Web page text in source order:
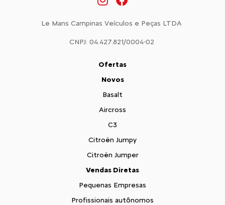
Le Mans Campinas Veículos e Peças LTDA
CNPJ: 04.427.821/0004-02
Ofertas
Novos
Basalt
Aircross
C3
Citroën Jumpy
Citroën Jumper
Vendas Diretas
Pequenas Empresas
Profissionais autônomos